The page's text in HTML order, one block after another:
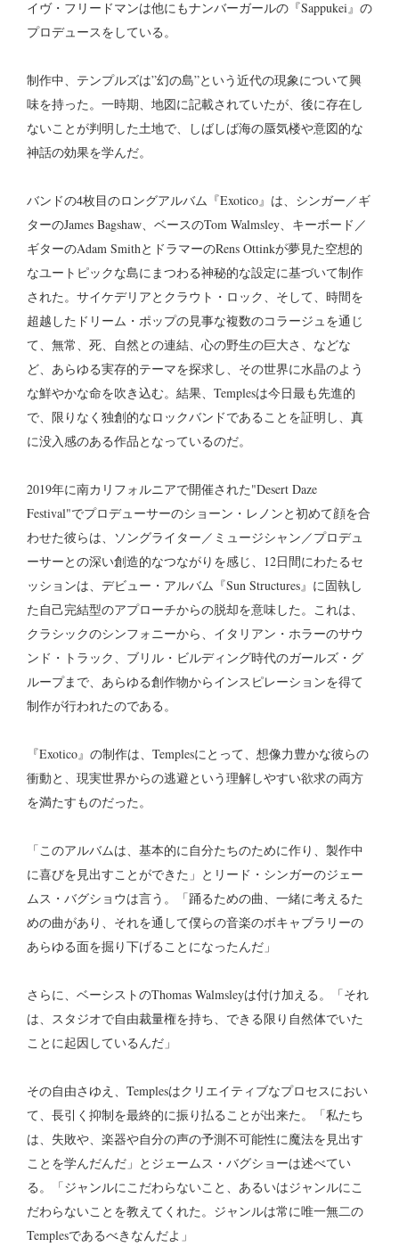
イヴ・フリードマンは他にもナンバーガールの『Sappukei』の
プロデュースをしている。
制作中、テンプルズは”幻の島”という近代の現象について興
味を持った。一時期、地図に記載されていたが、後に存在し
ないことが判明した土地で、しばしば海の蜃気楼や意図的な
神話の効果を学んだ。
バンドの4枚目のロングアルバム『Exotico』は、シンガー／ギ
ターのJames Bagshaw、ベースのTom Walmsley、キーボード／
ギターのAdam SmithとドラマーのRens Ottinkが夢見た空想的
なユートピックな島にまつわる神秘的な設定に基づいて制作
された。サイケデリアとクラウト・ロック、そして、時間を
超越したドリーム・ポップの見事な複数のコラージュを通じ
て、無常、死、自然との連結、心の野生の巨大さ、などな
ど、あらゆる実存的テーマを探求し、その世界に水晶のよう
な鮮やかな命を吹き込む。結果、Templesは今日最も先進的
で、限りなく独創的なロックバンドであることを証明し、真
に没入感のある作品となっているのだ。
2019年に南カリフォルニアで開催された"Desert Daze
Festival"でプロデューサーのショーン・レノンと初めて顔を合
わせた彼らは、ソングライター／ミュージシャン／プロデュ
ーサーとの深い創造的なつながりを感じ、12日間にわたるセ
ッションは、デビュー・アルバム『Sun Structures』に固執し
た自己完結型のアプローチからの脱却を意味した。これは、
クラシックのシンフォニーから、イタリアン・ホラーのサウ
ンド・トラック、ブリル・ビルディング時代のガールズ・グ
ループまで、あらゆる創作物からインスピレーションを得て
制作が行われたのである。
『Exotico』の制作は、Templesにとって、想像力豊かな彼らの
衝動と、現実世界からの逃避という理解しやすい欲求の両方
を満たすものだった。
「このアルバムは、基本的に自分たちのために作り、製作中
に喜びを見出すことができた」とリード・シンガーのジェー
ムス・バグショウは言う。「踊るための曲、一緒に考えるた
めの曲があり、それを通して僕らの音楽のボキャブラリーの
あらゆる面を掘り下げることになったんだ」
さらに、ベーシストのThomas Walmsleyは付け加える。「それ
は、スタジオで自由裁量権を持ち、できる限り自然体でいた
ことに起因しているんだ」
その自由さゆえ、Templesはクリエイティブなプロセスにおい
て、長引く抑制を最終的に振り払ることが出来た。「私たち
は、失敗や、楽器や自分の声の予測不可能性に魔法を見出す
ことを学んだんだ」とジェームス・バグショーは述べてい
る。「ジャンルにこだわらないこと、あるいはジャンルにこ
だわらないことを教えてくれた。ジャンルは常に唯一無二の
Templesであるべきなんだよ」